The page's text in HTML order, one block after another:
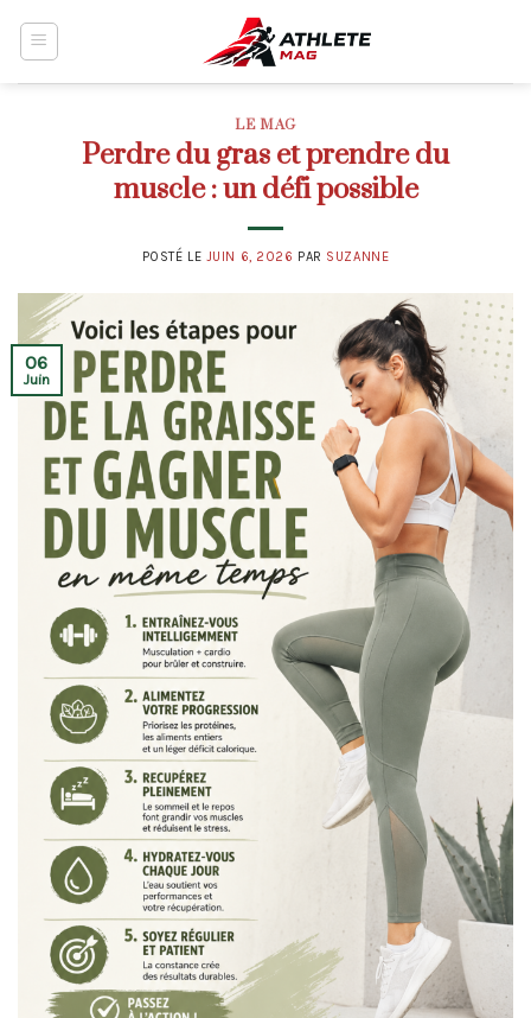
LE MAG
Perdre du gras et prendre du
muscle : un défi possible
POSTÉ LE JUIN 6, 2026 PAR SUZANNE
06
Juin